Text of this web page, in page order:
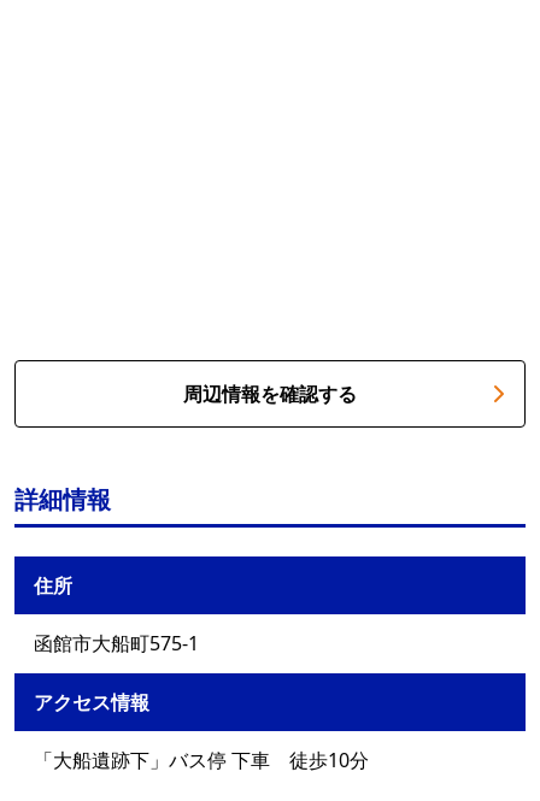
周辺情報を確認する
詳細情報
住所
函館市大船町575-1
アクセス情報
「大船遺跡下」バス停 下車 徒歩10分